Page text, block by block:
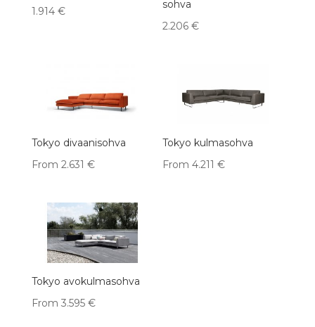
1.914 €
sohva
2.206€
Tokyo divaanisohva
From 2.631 €
Tokyo kulmasohva
From 4.211€
Tokyo avokulmasohva
From 3.595 €